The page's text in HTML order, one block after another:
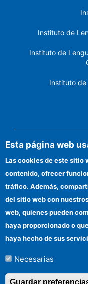
Instituto de
Instituto de
Instituto de
Esta página web
Las cookies de este sitio
contenido, ofrecer
tráfico. Además,
del sitio web con
web, quienes pueden
haya proporcionado o
haya hecho de sus
Necesarias
Guardar